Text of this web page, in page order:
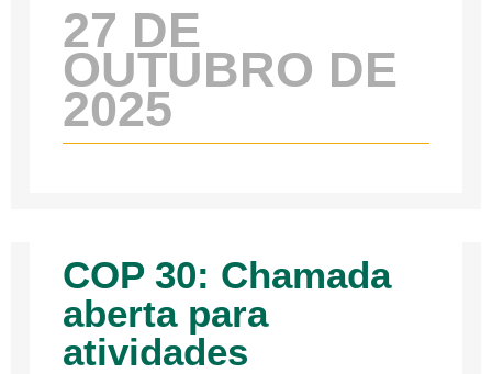
27 DE
OUTUBRO DE
2025
COP 30: Chamada
aberta para
atividades